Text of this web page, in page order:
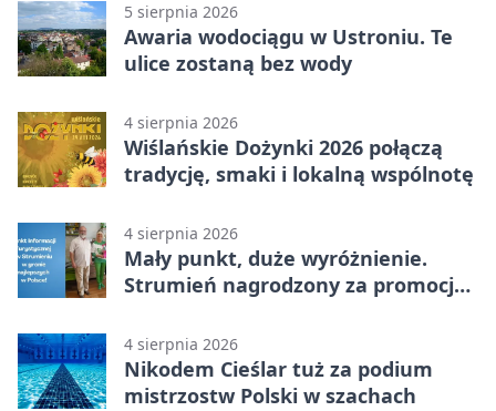
5 sierpnia 2026
Awaria wodociągu w Ustroniu. Te
ulice zostaną bez wody
4 sierpnia 2026
Wiślańskie Dożynki 2026 połączą
tradycję, smaki i lokalną wspólnotę
4 sierpnia 2026
Mały punkt, duże wyróżnienie.
Strumień nagrodzony za promocję
4 sierpnia 2026
Nikodem Cieślar tuż za podium
mistrzostw Polski w szachach